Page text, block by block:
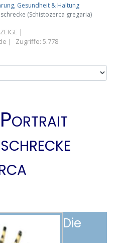
Gesundheit & Haltung
(Schistozerca gregaria)
Zugriffe: 5.778
Die